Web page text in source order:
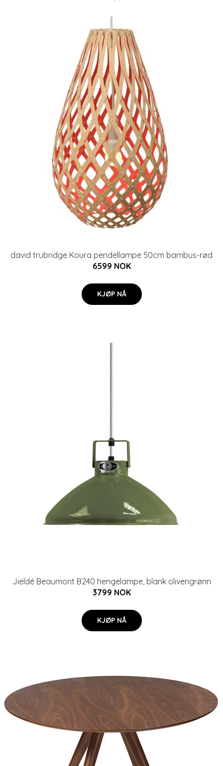
david trubridge Koura pendellampe 50cm bambus-rød
6599 NOK
KJØP NÅ
Jieldé Beaumont B240 hengelampe, blank olivengrønn
3799 NOK
KJØP NÅ